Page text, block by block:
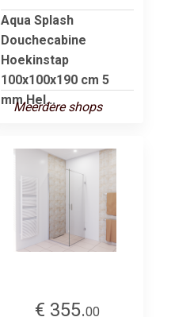
Aqua Splash
Douchecabine
Hoekinstap
100x100x190 cm 5
mm Hel...
Meerdere shops
€ 355.00